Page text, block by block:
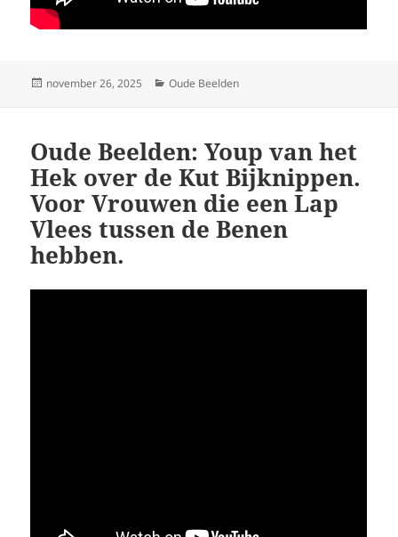
Geplaatst
november 26, 2025 Categorieën
Oude Beelden
Oude Beelden: Youp van het
Hek over de Kut Bijknippen.
Voor Vrouwen die een Lap
Vlees tussen de Benen
hebben.